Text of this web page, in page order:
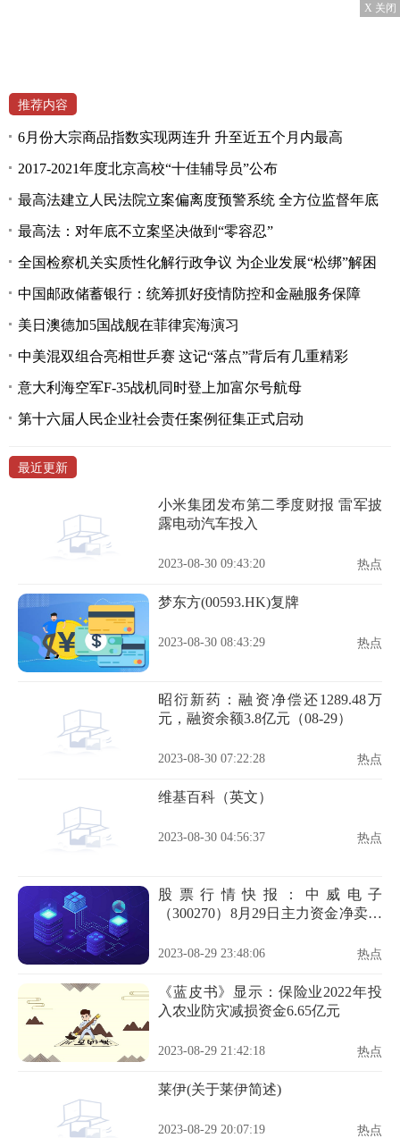
X 关闭
推荐内容
6月份大宗商品指数实现两连升 升至近五个月内最高
2017-2021年度北京高校“十佳辅导员”公布
最高法建立人民法院立案偏离度预警系统 全方位监督年底
最高法：对年底不立案坚决做到“零容忍”
全国检察机关实质性化解行政争议 为企业发展“松绑”解困
中国邮政储蓄银行：统筹抓好疫情防控和金融服务保障
美日澳德加5国战舰在菲律宾海演习
中美混双组合亮相世乒赛 这记“落点”背后有几重精彩
意大利海空军F-35战机同时登上加富尔号航母
第十六届人民企业社会责任案例征集正式启动
最近更新
小米集团发布第二季度财报 雷军披
露电动汽车投入
2023-08-30 09:43:20 热点
梦东方(00593.HK)复牌
2023-08-30 08:43:29 热点
昭衍新药：融资净偿还1289.48万
元，融资余额3.8亿元（08-29）
2023-08-30 07:22:28 热点
维基百科（英文）
2023-08-30 04:56:37 热点
股票行情快报：中威电子
（300270）8月29日主力资金净卖出
2023-08-29 23:48:06 热点
《蓝皮书》显示：保险业2022年投
入农业防灾减损资金6.65亿元
2023-08-29 21:42:18 热点
莱伊(关于莱伊简述)
2023-08-29 20:07:19 热点